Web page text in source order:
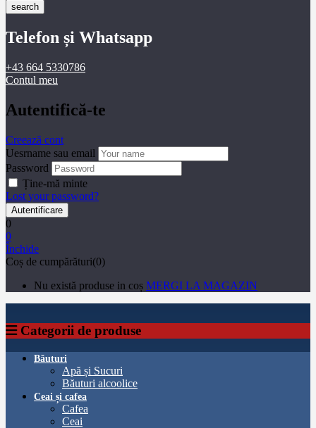
search
Telefon și Whatsapp
+43 664 5330786
Contul meu
Autentifică-te
Creează cont
Uesrname sau email
Password
Ține-mă minte
Lost your password?
0
0
Închide
Coș de cumpărături(0)
Nu există produse in coș MERGI LA MAGAZIN
Categorii de produse
Băuturi
Apă și Sucuri
Băuturi alcoolice
Ceai și cafea
Cafea
Ceai